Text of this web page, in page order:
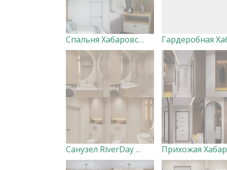
Спальня Хабаровск Вершины. Дизайнер Ксения Добровольская
Санузел RiverDay Дизайнер Маргарита Оглуздина